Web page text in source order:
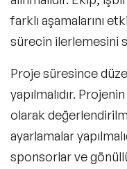
farklı aşamalarını
sürecin ilerlemesini
Proje süresince
yapılmalıdır.
olarak
ayarlamalar
sponsorlar ve